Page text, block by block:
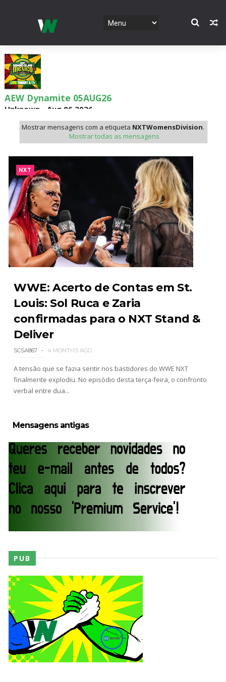
AEW Dynamite 05AUG26
Unknown Aug 06 2026
WWE NXT 04 Aug 2026
Unknown
WWE Monday Night Raw 03 Aug 2026
Unknown-Aug 04 2026
WWE SummerSlam 2026 - Sunday
WWE Main Event, July 30, 2026
Unknown -Aug 02 2026
Lucha Libre AAA: Verano De Escándalo 2026 -
Semana 2
Semana em Sexyness No.52
SCSA867-Aug 02 2026
WWE SummerSlam 2026 - Saturday
Unknown -Aug 01 2026
Unknown
TNA iMPACT Wrestling 30 July 2026
Unknown-Jul 31 2026
AEW Dynamite 29JUL26
Unknown-Jul 30 2026
Mostrar mensagens com a etiqueta NXTWomensDivision.
Mostrar todas as mensagens
NXT
WWE: Acerto de Contas em St.
Louis: Sol Ruca e Zaria
confirmadas para o NXT Stand &
Deliver
SCSA867 4 MONTHS AGO
A tensão que se fazia sentir nos bastidores do WWE NXT
finalmente explodiu. No episódio desta terça-feira, o confronto
verbal entre dua...
Mensagens antigas
PUB